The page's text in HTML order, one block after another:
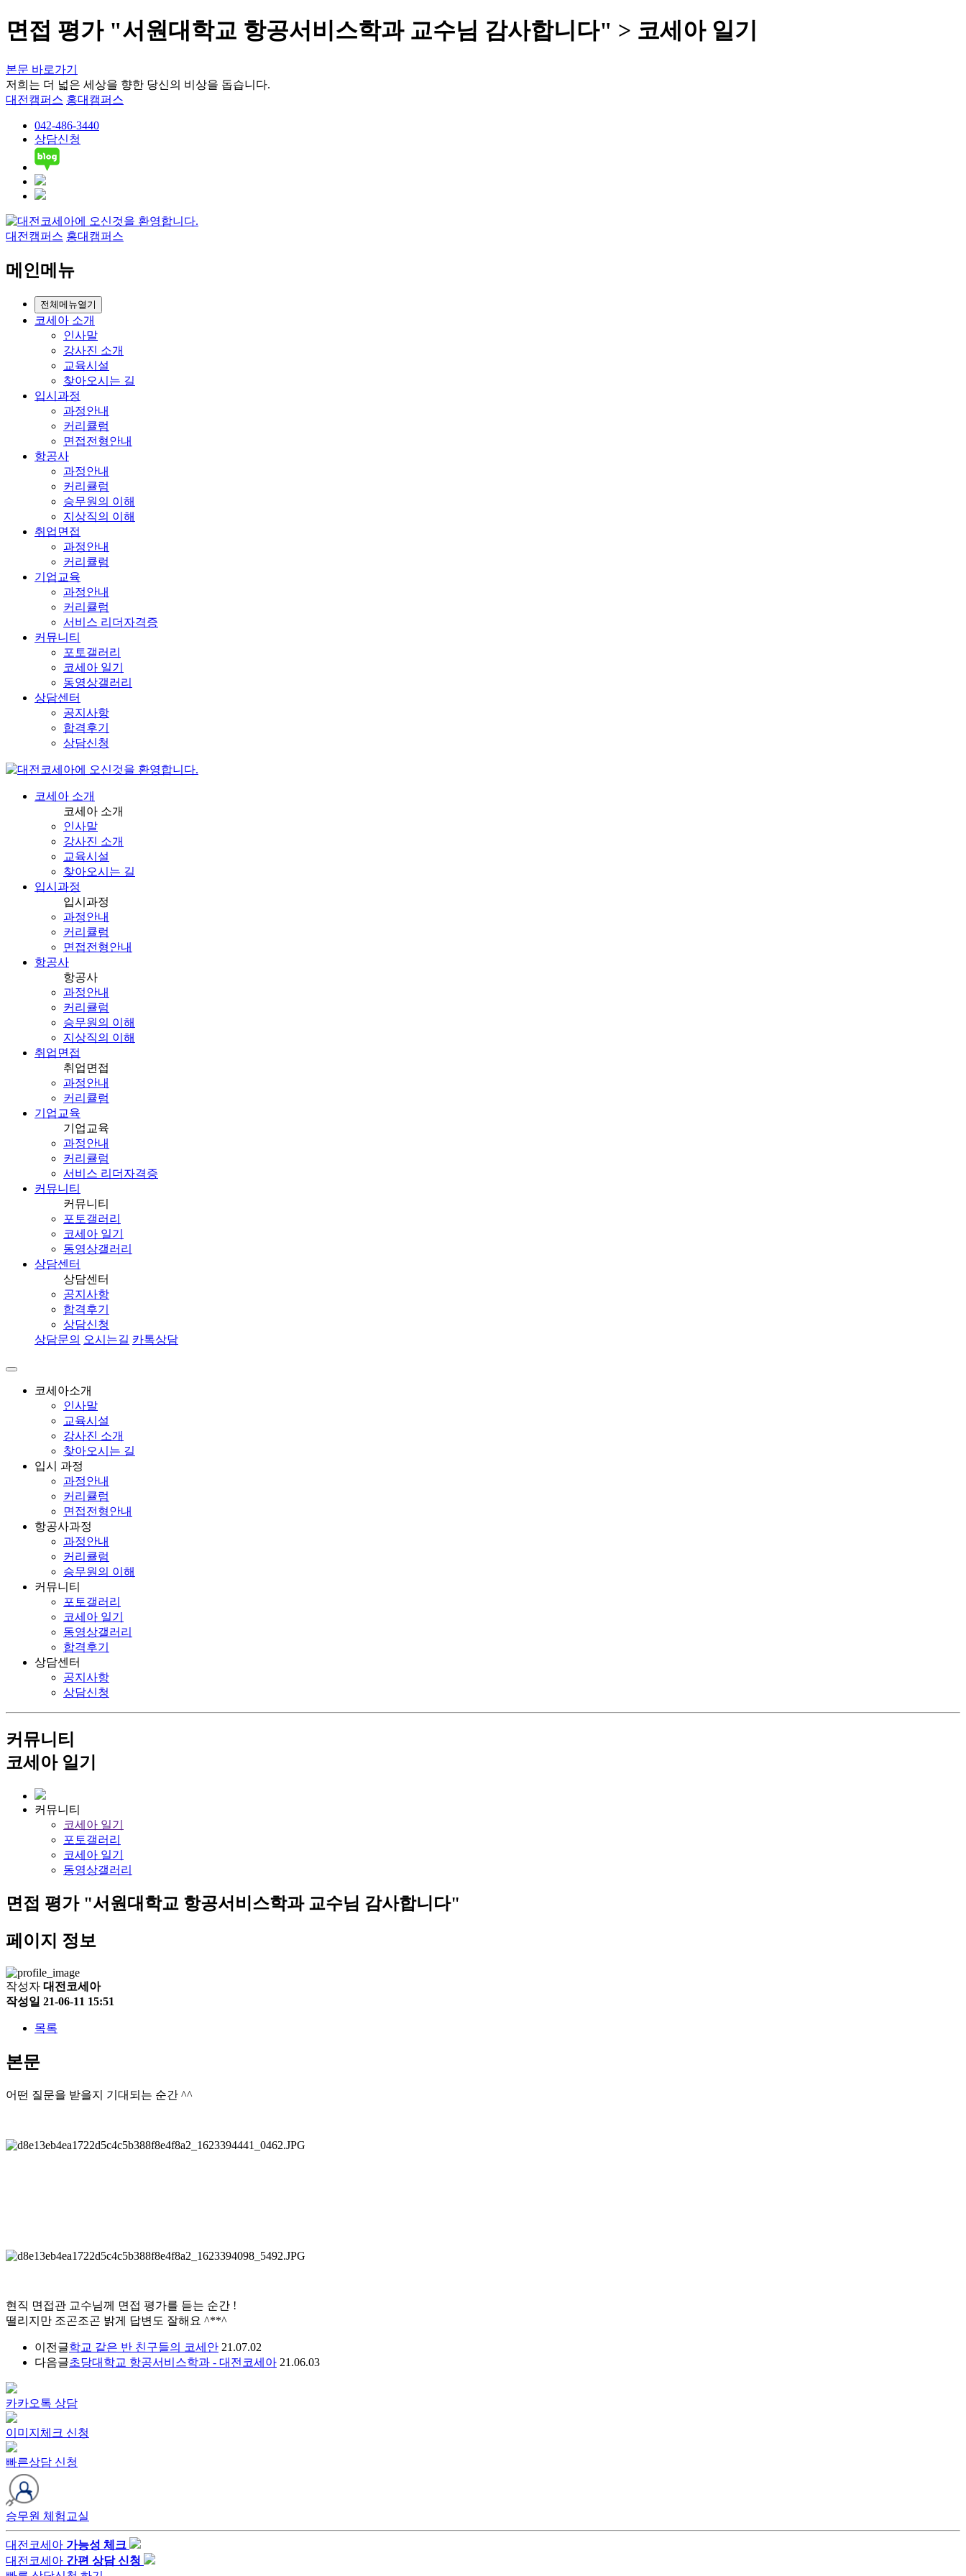
면접 평가 "서원대학교 항공서비스학과 교수님 감사합니다" > 코세아 일기
본문 바로가기
저희는 더 넓은 세상을 향한 당신의 비상을 돕습니다.
대전캠퍼스 홍대캠퍼스
042-486-3440
상담신청
대전캠퍼스 홍대캠퍼스
메인메뉴
전체메뉴열기
코세아 소개
인사말
강사진 소개
교육시설
찾아오시는 길
입시과정
과정안내
커리큘럼
면접전형안내
항공사
과정안내
커리큘럼
승무원의 이해
지상직의 이해
취업면접
과정안내
커리큘럼
기업교육
과정안내
커리큘럼
서비스 리더자격증
커뮤니티
포토갤러리
코세아 일기
동영상갤러리
상담센터
공지사항
합격후기
상담신청
코세아 소개
코세아 소개
인사말
강사진 소개
교육시설
찾아오시는 길
입시과정
입시과정
과정안내
커리큘럼
면접전형안내
항공사
항공사
과정안내
커리큘럼
승무원의 이해
지상직의 이해
취업면접
취업면접
과정안내
커리큘럼
기업교육
기업교육
과정안내
커리큘럼
서비스 리더자격증
커뮤니티
커뮤니티
포토갤러리
코세아 일기
동영상갤러리
상담센터
상담센터
공지사항
합격후기
상담신청
상담문의 오시는길 카톡상담
코세아소개
인사말
교육시설
강사진 소개
찾아오시는 길
입시 과정
과정안내
커리큘럼
면접전형안내
항공사과정
과정안내
커리큘럼
승무원의 이해
커뮤니티
포토갤러리
코세아 일기
동영상갤러리
합격후기
상담센터
공지사항
상담신청
커뮤니티
코세아 일기
커뮤니티
코세아 일기
포토갤러리
코세아 일기
동영상갤러리
면접 평가 "서원대학교 항공서비스학과 교수님 감사합니다"
페이지 정보
작성자 대전코세아
작성일 21-06-11 15:51
목록
본문
어떤 질문을 받을지 기대되는 순간 ^^
현직 면접관 교수님께 면접 평가를 듣는 순간 !
떨리지만 조곤조곤 밝게 답변도 잘해요 ^**^
이전글학교 같은 반 친구들의 코세안 21.07.02
다음글초당대학교 항공서비스학과 - 대전코세아 21.06.03
카카오톡 상담
이미지체크 신청
빠른상담 신청
승무원 체험교실
대전코세아 가능성 체크
대전코세아 간편 상담 신청